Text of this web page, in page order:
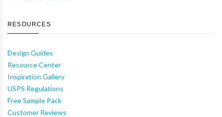
RESOURCES
Design Guides
Resource Center
Inspiration Gallery
USPS Regulations
Free Sample Pack
Customer Reviews